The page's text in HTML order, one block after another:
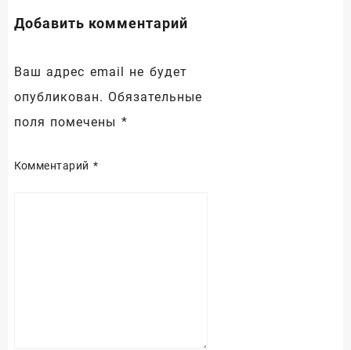
Добавить комментарий
Ваш адрес email не будет
опубликован. Обязательные
поля помечены *
Комментарий *